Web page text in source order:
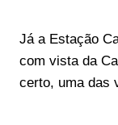
Já a Estação
com vista da
certo, uma das